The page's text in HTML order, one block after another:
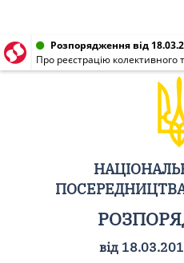
Розпорядження від
від